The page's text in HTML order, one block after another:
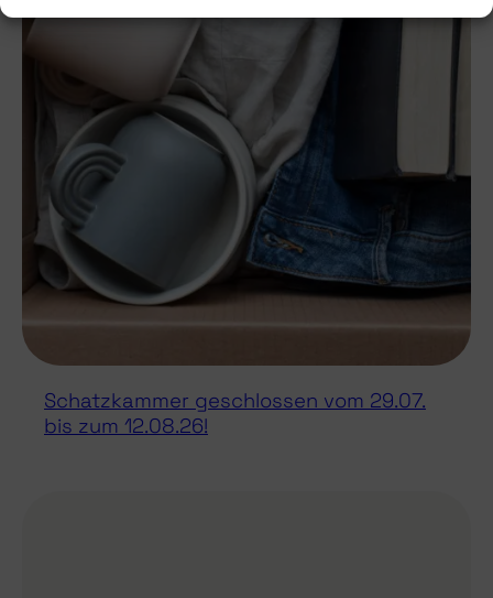
Schatzkammer geschlossen vom 29.07.
bis zum 12.08.26!